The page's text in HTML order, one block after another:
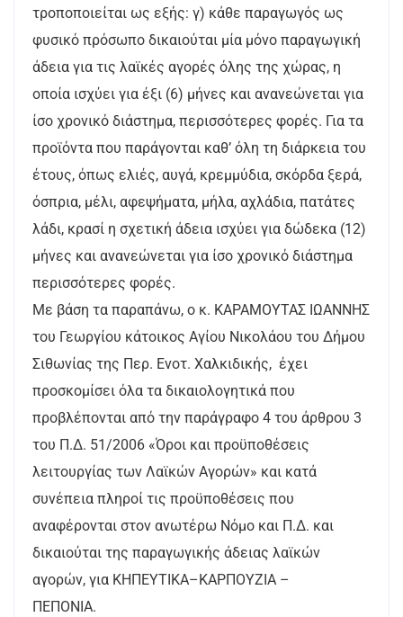
τροποποιείται ως εξής: γ) κάθε παραγωγός ως
φυσικό πρόσωπο δικαιούται μία μόνο παραγωγική
άδεια για τις λαϊκές αγορές όλης της χώρας, η
οποία ισχύει για έξι (6) μήνες και ανανεώνεται για
ίσο χρονικό διάστημα, περισσότερες φορές. Για τα
προϊόντα που παράγονται καθ’ όλη τη διάρκεια του
έτους, όπως ελιές, αυγά, κρεμμύδια, σκόρδα ξερά,
όσπρια, μέλι, αφεψήματα, μήλα, αχλάδια, πατάτες
λάδι, κρασί η σχετική άδεια ισχύει για δώδεκα (12)
μήνες και ανανεώνεται για ίσο χρονικό διάστημα
περισσότερες φορές.
Με βάση τα παραπάνω, ο κ. ΚΑΡΑΜΟΥΤΑΣ ΙΩΑΝΝΗΣ
του Γεωργίου κάτοικος Αγίου Νικολάου του Δήμου
Σιθωνίας της Περ. Ενοτ. Χαλκιδικής, έχει
προσκομίσει όλα τα δικαιολογητικά που
προβλέπονται από την παράγραφο 4 του άρθρου 3
του Π.Δ. 51/2006 «Όροι και προϋποθέσεις
λειτουργίας των Λαϊκών Αγορών» και κατά
συνέπεια πληροί τις προϋποθέσεις που
αναφέρονται στον ανωτέρω Νόμο και Π.Δ. και
δικαιούται της παραγωγικής άδειας λαϊκών
αγορών, για ΚΗΠΕΥΤΙΚΑ–ΚΑΡΠΟΥΖΙΑ –
ΠΕΠΟΝΙΑ.